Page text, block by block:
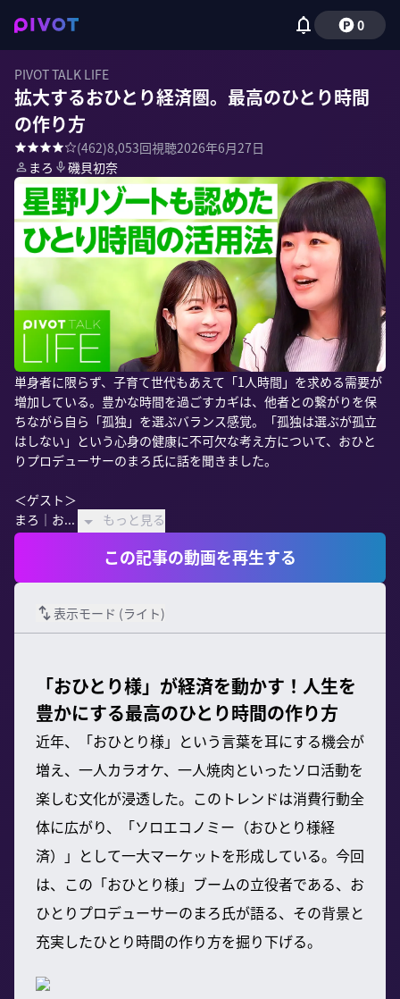
0
PIVOT TALK LIFE
拡大するおひとり経済圏。最高のひとり時間
の作り方
(462)8,053回視聴2026年6月27日
まろ
磯貝初奈
単身者に限らず、子育て世代もあえて「1人時間」を求める需要が
増加している。豊かな時間を過ごすカギは、他者との繋がりを保
ちながら自ら「孤独」を選ぶバランス感覚。「孤独は選ぶが孤立
はしない」という心身の健康に不可欠な考え方について、おひと
りプロデューサーのまろ氏に話を聞きました。
＜ゲスト＞
まろ｜お...
もっと見る
この記事の動画を再生する
表示モード (ライト)
「おひとり様」が経済を動かす！人生を
豊かにする最高のひとり時間の作り方
近年、「おひとり様」という言葉を耳にする機会が
増え、一人カラオケ、一人焼肉といったソロ活動を
楽しむ文化が浸透した。このトレンドは消費行動全
体に広がり、「ソロエコノミー（おひとり様経
済）」として一大マーケットを形成している。今回
は、この「おひとり様」ブームの立役者である、お
ひとりプロデューサーのまろ氏が語る、その背景と
充実したひとり時間の作り方を掘り下げる。